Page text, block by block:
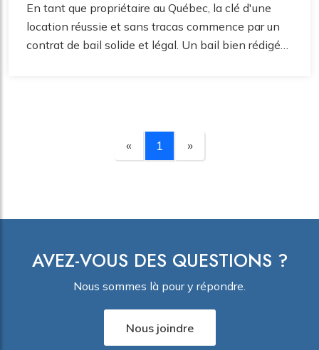
En tant que propriétaire au Québec, la clé d'une
location réussie et sans tracas commence par un
contrat de bail solide et légal. Un bail bien rédigé
guide pas à pas pour comprendre les obligations
« 1 »
AVEZ-VOUS DES QUESTIONS ?
Nous sommes là pour y répondre.
Nous joindre